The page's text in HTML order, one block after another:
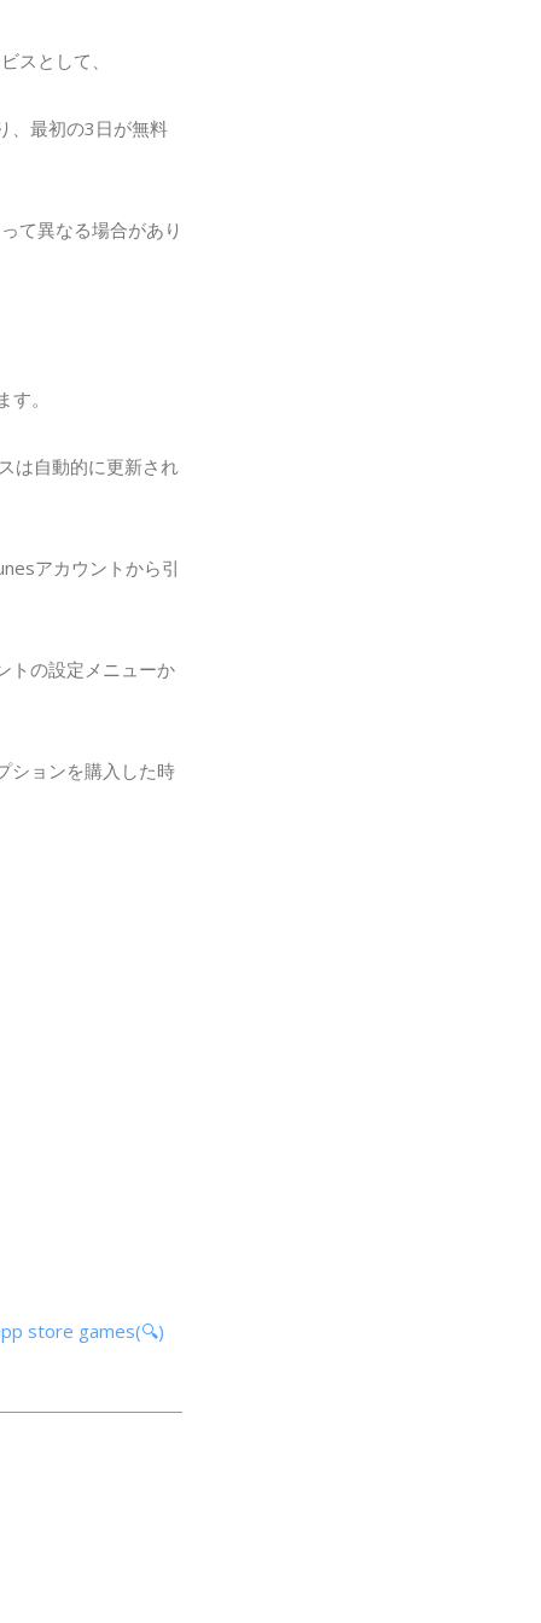
スとして、
、最初の3日が無料
て異なる場合があり
。
は自動的に更新され
アカウントから引
トの設定メニューか
ションを購入した時
store games(🔍)